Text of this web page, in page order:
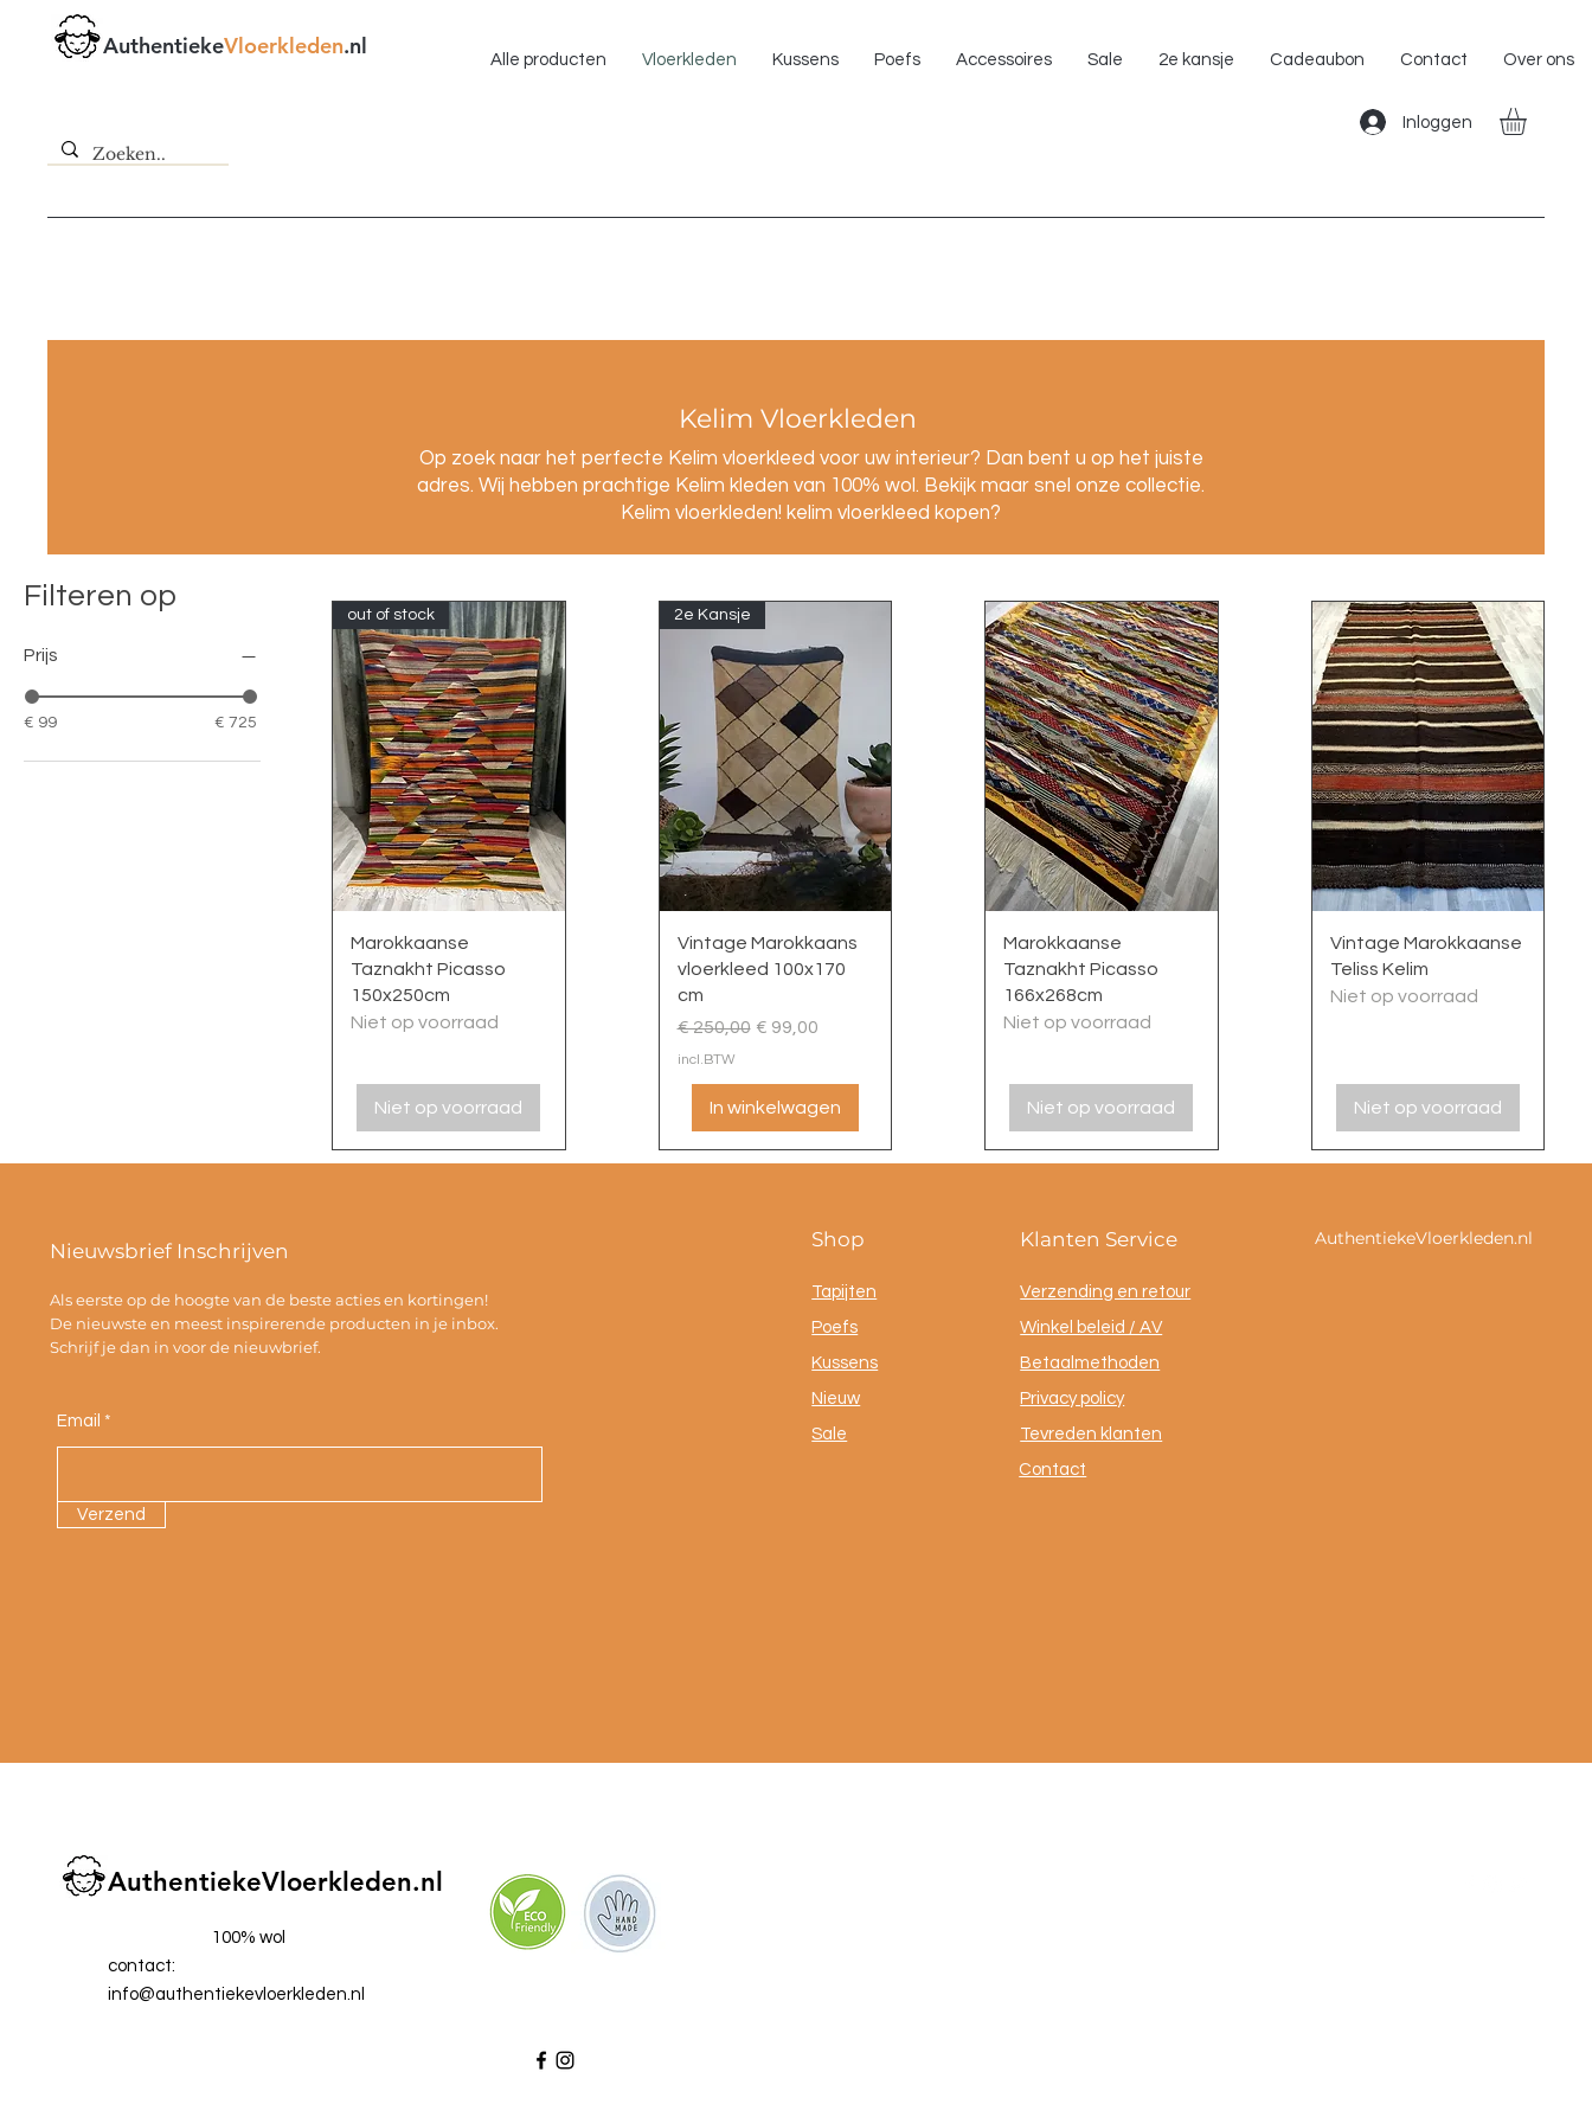
AuthentiekeVloerkleden.nl
Alle producten Vloerkleden Kussens Poefs Accessoires Sale 2e kansje Cadeaubon Contact Over ons
Inloggen
Kelim Vloerkleden
Op zoek naar het perfecte Kelim vloerkleed voor uw interieur? Dan bent u op het juiste
adres. Wij hebben prachtige Kelim kleden van 100% wol. Bekijk maar snel onze collectie.
Kelim vloerkleden! kelim vloerkleed kopen?
Filteren op
Prijs
€ 99 € 725
Snel overzicht
out of stock
Marokkaanse
Taznakht Picasso
150x250cm
Niet op voorraad
Niet op voorraad
Snel overzicht
2e Kansje
Vintage Marokkaans
vloerkleed 100x170
cm
Normale prijs
€ 250,00 Verkoopprijs
€ 99,00
incl.BTW
In winkelwagen
Snel overzicht
Marokkaanse
Taznakht Picasso
166x268cm
Niet op voorraad
Niet op voorraad
Snel overzicht
Vintage Marokkaanse
Teliss Kelim
Niet op voorraad
Niet op voorraad
Nieuwsbrief Inschrijven
Als eerste op de hoogte van de beste acties en kortingen!
De nieuwste en meest inspirerende producten in je inbox.
Schrijf je dan in voor de nieuwbrief.
Email
Verzend
Shop
Tapijten
Poefs
Kussens
Nieuw
Sale
Klanten Service
Verzending en retour
Winkel beleid / AV
Betaalmethoden
Privacy policy
Tevreden klanten
Contact
AuthentiekeVloerkleden.nl
AuthentiekeVloerkleden.nl
100% wol
contact:
info@authentiekevloerkleden.nl